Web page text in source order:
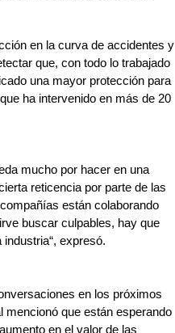
en la curva de accidentes y
que, con todo lo trabajado
una mayor protección para
ha intervenido en más de 20
mucho por hacer en una
reticencia por parte de las
están colaborando
buscar culpables, hay que
expresó.
en los próximos
mencionó que están esperando
en el valor de las